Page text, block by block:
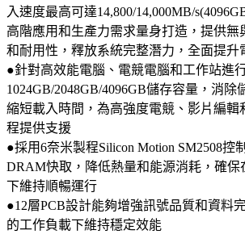
入速度最高可達14,800/14,000MB/
高階應用和生產力需求量身打造，提供無
和耐用性，釋放系統完整潛力，全面提升
●針對高效能電腦、電競電腦和工作站進
1024GB/2048GB/4096GB儲存容量，消除
縮短載入時間，為高強度電競、影片編輯
程提供支援
●採用6奈米製程Silicon Motion SM2508控
DRAM快取，降低熱量和能源消耗，確保
下維持順暢運行
●12層PCB設計能夠增強訊號品質和資料
的工作負載下維持穩定效能